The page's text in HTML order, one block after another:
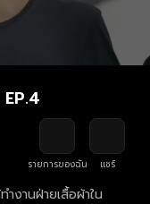
รายการของฉัน
แชร์
งานฝ่ายเสื้อผ้าใน